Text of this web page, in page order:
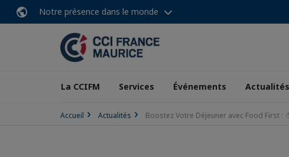
Notre présence dans le monde
La CCIFM Services Événements Actualités
Accueil Actualités Boostez Votre Déjeuner avec Food First :